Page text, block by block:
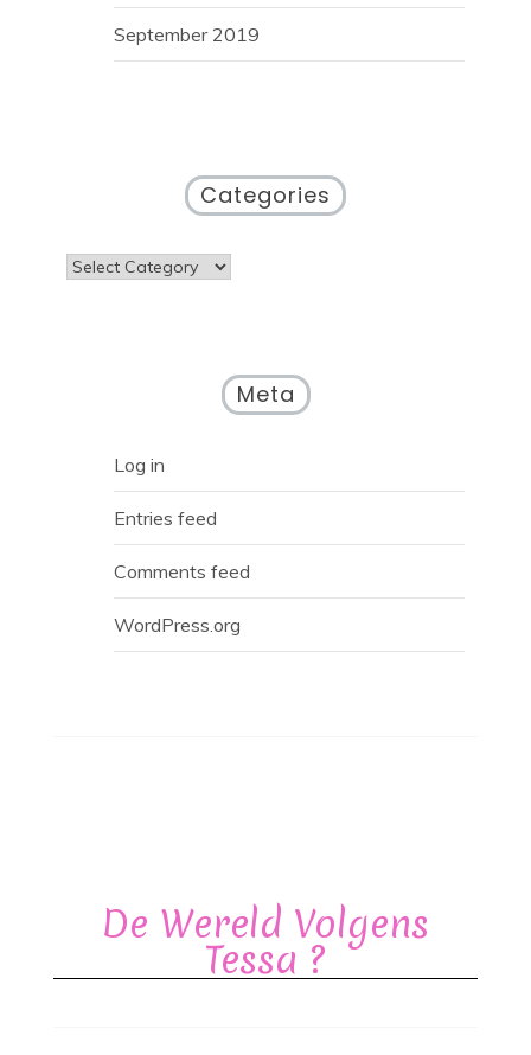
September 2019
Categories
Categories
Meta
Log in
Entries feed
Comments feed
WordPress.org
De Wereld Volgens
Tessa ?